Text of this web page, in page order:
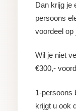
Dan krijg je
persoons
voordeel op
Wil je niet
€300,-
1-persoons
krijgt u ook